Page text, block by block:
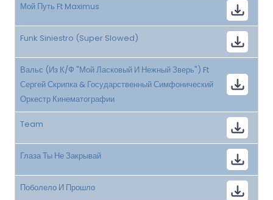
Мой Путь Ft Maximus
Funk Siniestro (Super Slowed)
Вальс (Из К/Ф "Мой Ласковый И Нежный Зверь") Ft
Сергей Скрипка & Государственный Симфонический
Оркестр Кинематографии
Team
Глаза Ты Не Закрывай
Поболело И Прошло